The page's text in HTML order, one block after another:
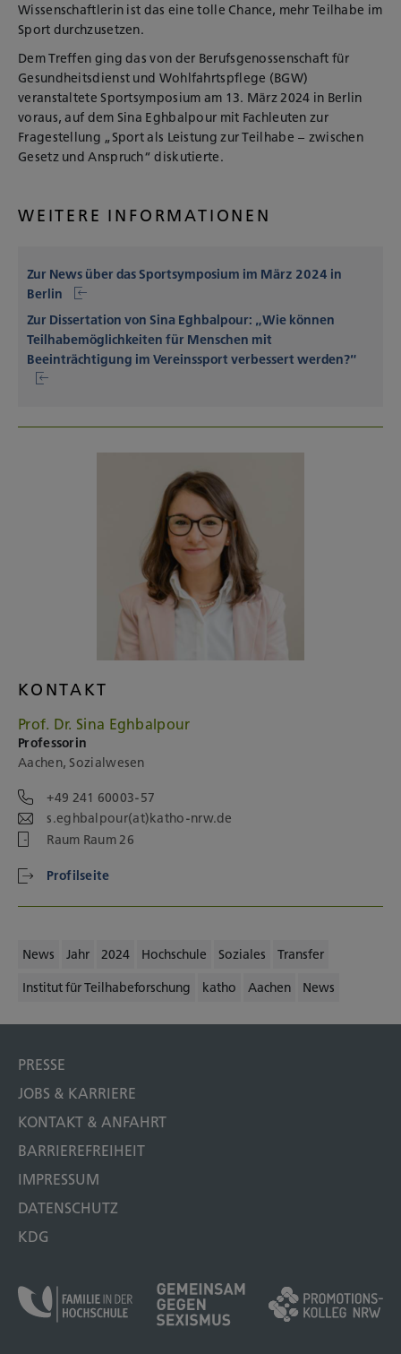
Wissenschaftlerin ist das eine tolle Chance, mehr Teilhabe im
Sport durchzusetzen.
Dem Treffen ging das von der Berufsgenossenschaft für
Gesundheitsdienst und Wohlfahrtspflege (BGW)
veranstaltete Sportsymposium am 13. März 2024 in Berlin
voraus, auf dem Sina Eghbalpour mit Fachleuten zur
Fragestellung „Sport als Leistung zur Teilhabe – zwischen
Gesetz und Anspruch“ diskutierte.
WEITERE INFORMATIONEN
Zur News über das Sportsymposium im März 2024 in
Berlin
Zur Dissertation von Sina Eghbalpour: „Wie können
Teilhabemöglichkeiten für Menschen mit
Beeinträchtigung im Vereinssport verbessert werden?“
KONTAKT
Prof. Dr. Sina Eghbalpour
Professorin
Aachen, Sozialwesen
+49 241 60003-57
s.eghbalpour(at)katho-nrw.de
Raum Raum 26
Profilseite
News Jahr 2024 Hochschule Soziales Transfer
Institut für Teilhabeforschung katho Aachen News
PRESSE
JOBS & KARRIERE
KONTAKT & ANFAHRT
BARRIEREFREIHEIT
IMPRESSUM
DATENSCHUTZ
KDG